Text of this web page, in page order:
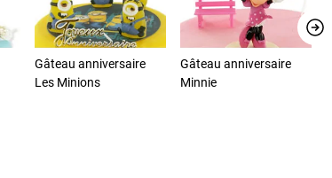
Gâteau anniversaire
Les Minions
Gâteau anniversaire
Minnie